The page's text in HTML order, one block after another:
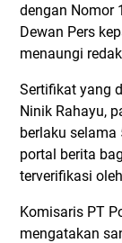
dengan Nomor
Dewan Pers
menaungi
Sertifikat yang
Ninik Rahayu,
berlaku
portal berita
terverifikasi
Komisaris PT
mengatakan